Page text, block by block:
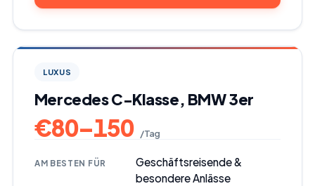
LUXUS
Mercedes C-Klasse, BMW 3er
€80–150 / Tag
AM BESTEN FÜR
Geschäftsreisende &
besondere Anlässe